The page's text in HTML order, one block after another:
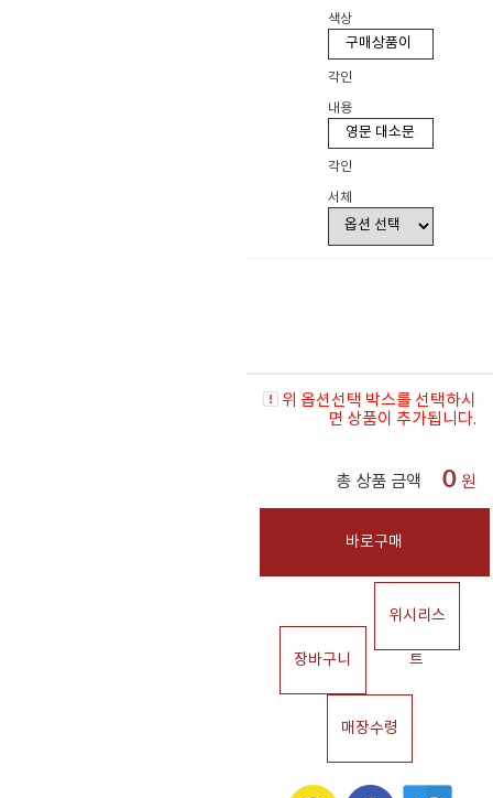
색상
각인
내용
각인
서체
위 옵션선택 박스를 선택하시
면 상품이 추가됩니다.
총 상품 금액 0 원
바로구매
장바구니
위시리스
트
매장수령